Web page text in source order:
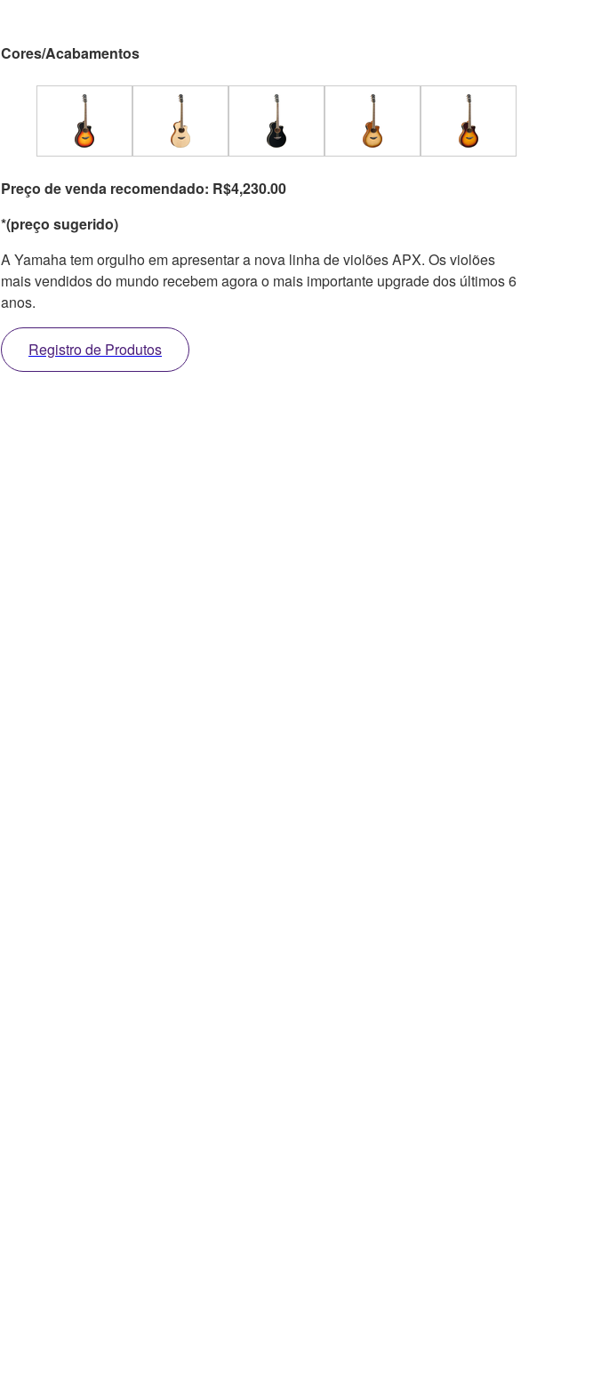
Cores/Acabamentos
Preço de venda recomendado: R$4,230.00
*(preço sugerido)
A Yamaha tem orgulho em apresentar a nova linha de violões APX. Os violões
mais vendidos do mundo recebem agora o mais importante upgrade dos últimos 6
anos.
Registro de Produtos